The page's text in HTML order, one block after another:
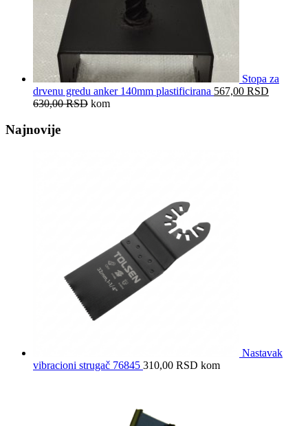
Stopa za
drvenu gredu anker 140mm plastificirana 567,00 RSD
630,00RSD kom
Najnovije
Nastavak
vibracioni strugač 76845 310,00 RSD kom